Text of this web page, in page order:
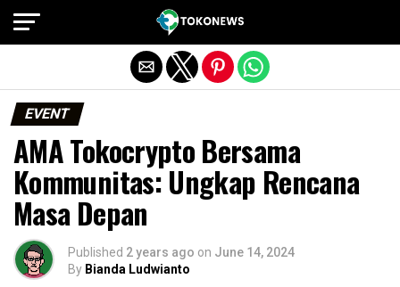
EVENT
AMA Tokocrypto Bersama
Kommunitas: Ungkap Rencana
Masa Depan
Published 2 years ago on June 14, 2024
By Bianda Ludwianto
Exit mobile version